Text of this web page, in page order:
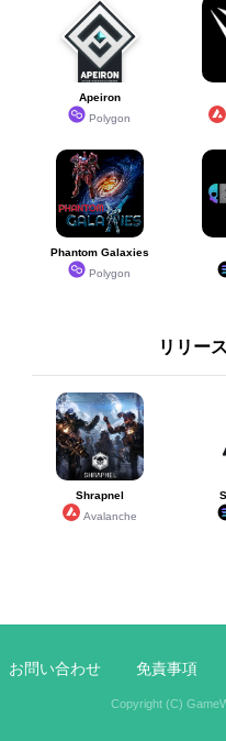
Apeiron
Polygon
Phantom Galaxies
Polygon
リリー
Shrapnel
Avalanche
お問い合わせ 免責事項
Copyright (C)